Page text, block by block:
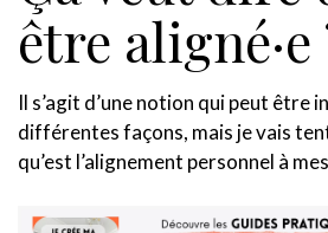
être aligné·e
Il s’agit d’une notion qui peut être
différentes façons, mais je vais
qu’est l’alignement personnel à